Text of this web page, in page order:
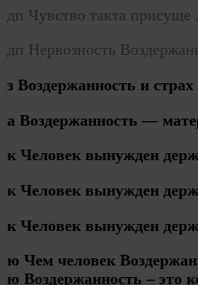
дп Чувство такта
дп Нервозность
з Воздержанность и
а Воздержанность —
к Человек вынужден
к Человек вынужден
к Человек вынужден
ю Чем человек
ю Воздержанность – это